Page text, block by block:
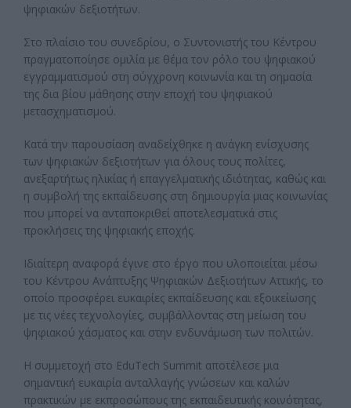
ψηφιακών δεξιοτήτων.
Στο πλαίσιο του συνεδρίου, ο Συντονιστής του Κέντρου
πραγματοποίησε ομιλία με θέμα τον ρόλο του ψηφιακού
εγγραμματισμού στη σύγχρονη κοινωνία και τη σημασία
της δια βίου μάθησης στην εποχή του ψηφιακού
μετασχηματισμού.
Κατά την παρουσίαση αναδείχθηκε η ανάγκη ενίσχυσης
των ψηφιακών δεξιοτήτων για όλους τους πολίτες,
ανεξαρτήτως ηλικίας ή επαγγελματικής ιδιότητας, καθώς και
η συμβολή της εκπαίδευσης στη δημιουργία μιας κοινωνίας
που μπορεί να ανταποκριθεί αποτελεσματικά στις
προκλήσεις της ψηφιακής εποχής.
Ιδιαίτερη αναφορά έγινε στο έργο που υλοποιείται μέσω
του Κέντρου Ανάπτυξης Ψηφιακών Δεξιοτήτων Αττικής, το
οποίο προσφέρει ευκαιρίες εκπαίδευσης και εξοικείωσης
με τις νέες τεχνολογίες, συμβάλλοντας στη μείωση του
ψηφιακού χάσματος και στην ενδυνάμωση των πολιτών.
Η συμμετοχή στο EduTech Summit αποτέλεσε μια
σημαντική ευκαιρία ανταλλαγής γνώσεων και καλών
πρακτικών με εκπροσώπους της εκπαιδευτικής κοινότητας,